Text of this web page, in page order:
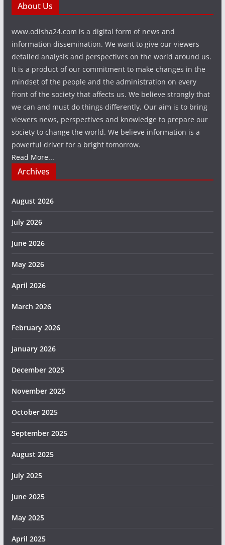
About Us
www.odisha24.com is a digital form of news and
information dissemination. We want to give our viewers
detailed analysis and perspectives on the world around us.
It is a product of our commitment to make changes in the
mindset of the people and the administration on every
front of the society that affects us. We believe strongly that
we can and must do things differently. Our aim is to bring
viewers news, perspectives and knowledge to prepare our
society to change the world. We believe information is a
powerful driver for a bright tomorrow.
Read More...
Archives
August 2026
July 2026
June 2026
May 2026
April 2026
March 2026
February 2026
January 2026
December 2025
November 2025
October 2025
September 2025
August 2025
July 2025
June 2025
May 2025
April 2025